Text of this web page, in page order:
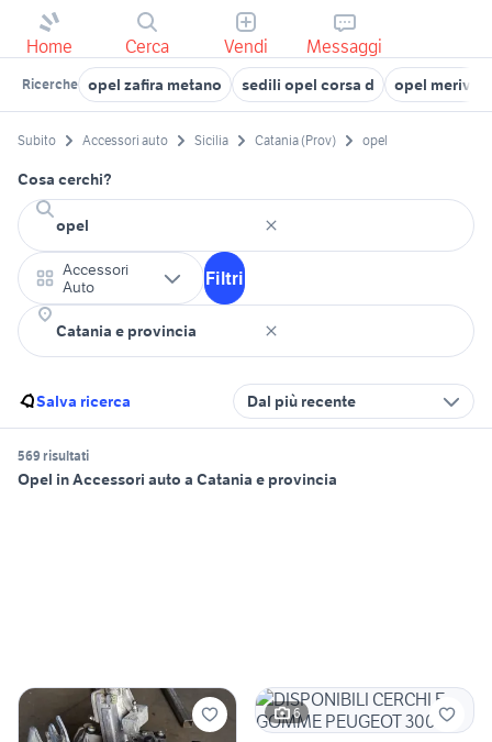
Home Cerca Vendi Messaggi
Ricerche opel zafira metano sedili opel corsa d opel meriva
Subito Accessori auto Sicilia Catania (Prov) opel
Cosa cerchi?
Accessori
Auto
Filtri
Salva ricerca Dal più recente
569 risultati
Opel in Accessori auto a Catania e provincia
6